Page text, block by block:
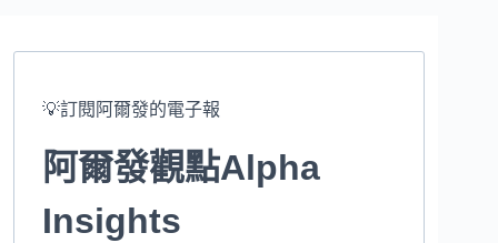
💡訂閱阿爾發的電子報
阿爾發觀點Alpha
Insights